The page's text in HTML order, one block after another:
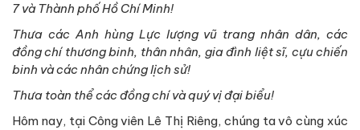
7 và Thành phố Hồ Chí Minh!
Thưa các Anh hùng Lực lượng vũ trang nhân dân, các
đồng chí thương binh, thân nhân, gia đình liệt sĩ, cựu chiến
binh và các nhân chứng lịch sử!
Thưa toàn thể các đồng chí và quý vị đại biểu!
Hôm nay, tại Công viên Lê Thị Riêng, chúng ta vô cùng xúc